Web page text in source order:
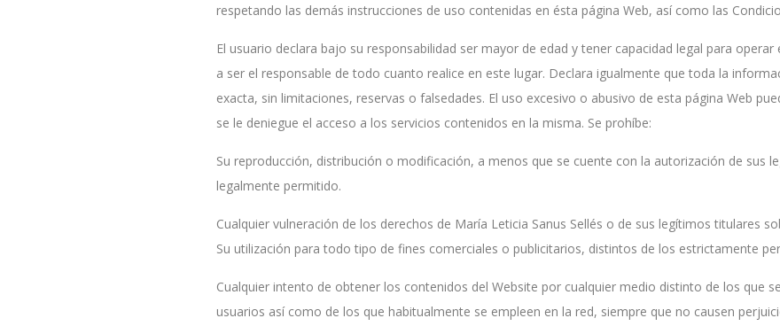
respetando las demás instrucciones de uso contenidas en ésta página Web, así como las
El usuario declara bajo su responsabilidad ser mayor de edad y tener capacidad legal para
a ser el responsable de todo cuanto realice en este lugar. Declara igualmente que toda la
exacta, sin limitaciones, reservas o falsedades. El uso excesivo o abusivo de esta página Web
se le deniegue el acceso a los servicios contenidos en la misma. Se prohíbe:
Su reproducción, distribución o modificación, a menos que se cuente con la autorización de sus
legalmente permitido.
Cualquier vulneración de los derechos de María Leticia Sanus Sellés o de sus legítimos titulares
Su utilización para todo tipo de fines comerciales o publicitarios, distintos de los estrictamente
Cualquier intento de obtener los contenidos del Website por cualquier medio distinto de los que
usuarios así como de los que habitualmente se empleen en la red, siempre que no causen